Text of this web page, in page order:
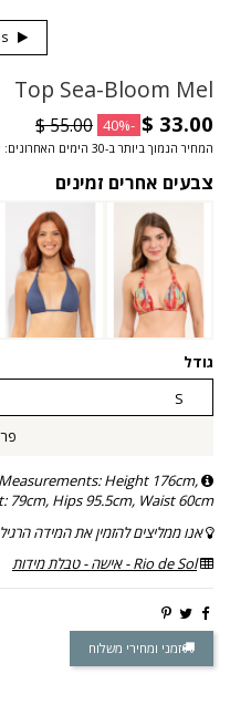
Top Sea-Bloom Mel
-40%
המחיר הנמוך ביותר ב-30 הימים האחרונים: ‏33.00 $
צבעים אחרים זמינים
גודל
Height 176cm,
79cm, Hips 95.5cm, Waist 60cm
אנו ממליצים להזמין את המידה
Rio de Sol - אישה - טבלת מידות
זמני ומחירי משלוח